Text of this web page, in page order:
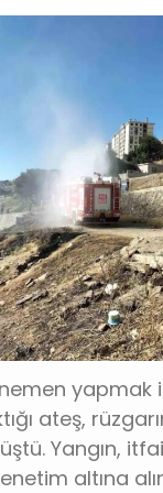
yapmak
ateş,
Yangın,
altına